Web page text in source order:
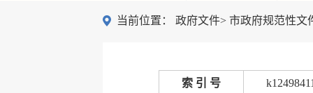
当前位置： 政府文件> 市政府规范性文
索 引 号